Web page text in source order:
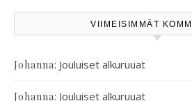
VIIMEISIMMÄT
Johanna: Jouluiset alkuruuat
Johanna: Jouluiset alkuruuat